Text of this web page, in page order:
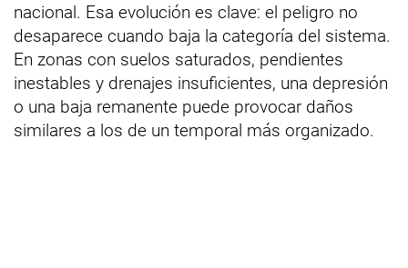
nacional. Esa evolución es clave: el peligro no
desaparece cuando baja la categoría del sistema.
En zonas con suelos saturados, pendientes
inestables y drenajes insuficientes, una depresión
o una baja remanente puede provocar daños
similares a los de un temporal más organizado.